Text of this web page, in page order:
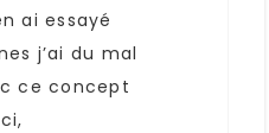
ai essayé
j’ai du mal
ce concept